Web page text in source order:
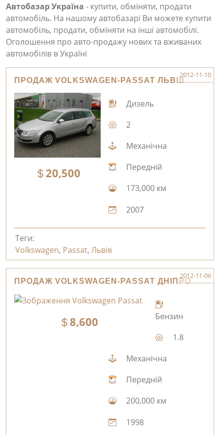
Автобазар Україна - купити, обміняти, продати
автомобіль. На нашому автобазарі Ви можете купити
автомобіль, продати, обміняти на інші автомобілі.
Оголошення про авто-продажу нових та вживаних
автомобілів в Україні
ПРОДАЖ VOLKSWAGEN-PASSAT ЛЬВІВ
2012-11-10
20,500
Дизель
2
Механічна
Передній
173,000 км
2007
Теги:
Volkswagen, Passat, Львів
ПРОДАЖ VOLKSWAGEN-PASSAT ДНІПРО
2012-11-06
8,600
Бензин
1.8
Механічна
Передній
200,000 км
1998